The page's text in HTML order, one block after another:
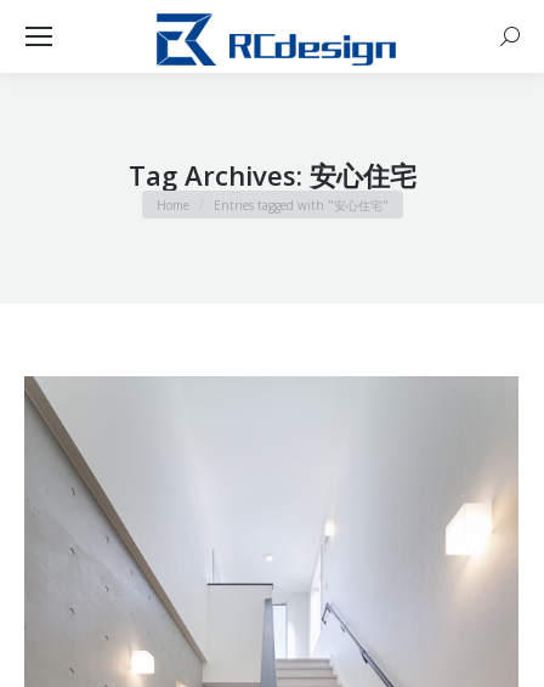
Tag Archives: 安心住宅
You are here:
Home Entries tagged with "安心住宅"